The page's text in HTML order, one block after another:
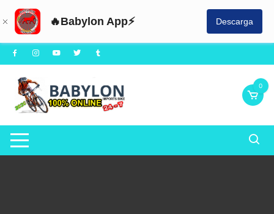
🔥Babylon App⚡ Descarga
Saltar
al
contenido
0